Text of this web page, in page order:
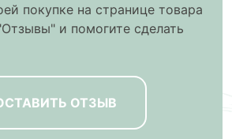
покупке на странице товара
и помогите сделать
ОТЗЫВ